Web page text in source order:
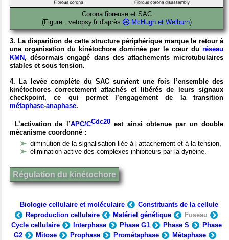
Corona fibreuse et SAC
(Figure : vetopsy.fr d'après
McHugh et Welburn)
3. La disparition de cette structure périphérique marque le retour à
une organisation du kinétochore dominée par le cœur du réseau
KMN, désormais engagé dans des attachements microtubulaires
stables et sous tension.
4. La levée complète du SAC survient une fois l’ensemble des
kinétochores correctement attachés et libérés de leurs signaux
checkpoint, ce qui permet l’engagement de la transition
métaphase-anaphase.
L’activation de l’APC/CCdc20est ainsi obtenue par un double
mécanisme coordonné :
diminution de la signalisation liée à l’attachement et à la tension,
élimination active des complexes inhibiteurs par la dynéine.
Régulation du kinétochore
Biologie cellulaire et moléculaire
Constituants de la cellule
Reproduction cellulaire
Matériel génétique
Fuseau
Cycle cellulaire
Interphase Phase G1 Phase S
Phase
G2
Mitose Prophase Prométaphase
Métaphase